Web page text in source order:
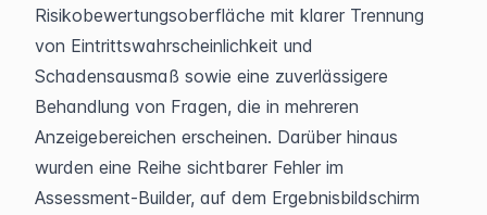
Risikobewertungsoberfläche mit klarer Trennung
von Eintrittswahrscheinlichkeit und
Schadensausmaß sowie eine zuverlässigere
Behandlung von Fragen, die in mehreren
Anzeigebereichen erscheinen. Darüber hinaus
wurden eine Reihe sichtbarer Fehler im
Assessment-Builder, auf dem Ergebnisbildschirm